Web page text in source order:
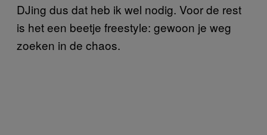
DJing dus dat heb ik wel nodig. Voor de rest
is het een beetje freestyle: gewoon je weg
zoeken in de chaos.